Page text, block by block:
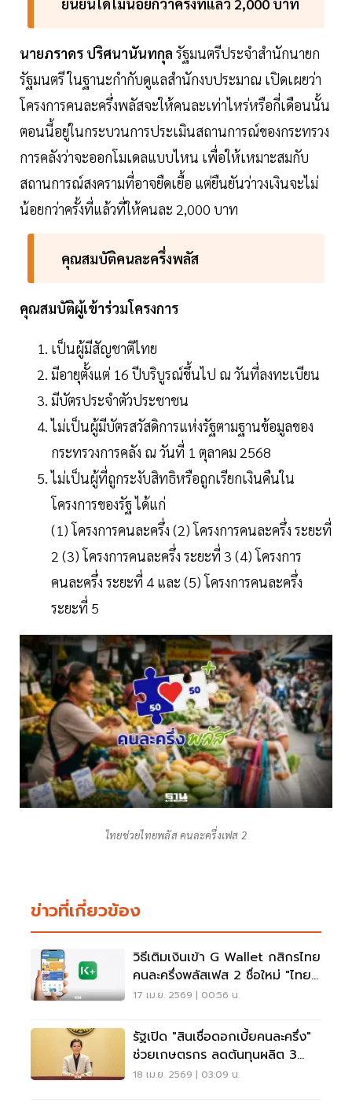
นายภราดร ปริศนานันทกุล รัฐมนตรีประจำสำนักนายก
รัฐมนตรี ในฐานะกำกับดูแลสำนักงบประมาณ เปิดเผยว่า
โครงการคนละครึ่งพลัสจะให้คนละเท่าไหร่หรือกี่เดือนนั้น
ตอนนี้อยู่ในกระบวนการประเมินสถานการณ์ของกระทรวง
การคลังว่าจะออกโมเดลแบบไหน เพื่อให้เหมาะสมกับ
สถานการณ์สงครามที่อาจยืดเยื้อ แต่ยืนยันว่าวงเงินจะไม่
น้อยกว่าครั้งที่แล้วที่ให้คนละ 2,000 บาท
คุณสมบัติคนละครึ่งพลัส
คุณสมบัติผู้เข้าร่วมโครงการ​
เป็นผู้มีสัญชาติไทย
มีอายุตั้งแต่ 16 ปีบริบูรณ์ขึ้นไป ณ วันที่ลงทะเบียน
มีบัตรประจำตัวประชาชน
ไม่เป็นผู้มีบัตรสวัสดิการแห่งรัฐตามฐานข้อมูลของ
กระทรวงการคลัง ณ วันที่ 1 ตุลาคม 2568
ไม่เป็นผู้ที่ถูกระงับสิทธิหรือถูกเรียกเงินคืนใน
โครงการของรัฐ ได้แก่
(1) โครงการคนละครึ่ง (2) โครงการคนละครึ่ง ระยะที่
2 (3) โครงการคนละครึ่ง ระยะที่ 3 (4) โครงการ
คนละครึ่ง ระยะที่ 4 และ (5) โครงการคนละครึ่ง
ระยะที่ 5
ไทยช่วยไทยพลัส คนละครึ่งเฟส 2
ข่าวที่เกี่ยวข้อง
วิธีเติมเงินเข้า G Wallet กสิกรไทย
คนละครึ่งพลัสเฟส 2 ชื่อใหม่ "ไทย
ช่วยไทยพลัส"
17 เม.ย. 2569 | 00:56 น.
รัฐเปิด "สินเชื่อดอกเบี้ยคนละครึ่ง"
ช่วยเกษตรกร ลดต้นทุนผลิต 3
หมื่นล้าน
18 เม.ย. 2569 | 03:09 น.